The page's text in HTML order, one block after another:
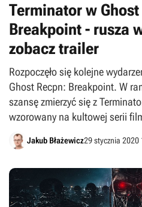
Terminator w
Breakpoint - rusza
zobacz trailer
Rozpoczęło się kolejne
Ghost Recpn: Breakpoint. W
szansę zmierzyć się z
wzorowany na kultowej serii
Jakub Błażewicz29 stycznia 2020